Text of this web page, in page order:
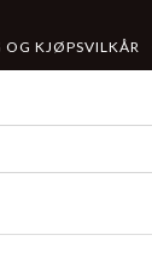
OG KJØPSVILKÅR